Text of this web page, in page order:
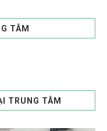
TÂM
TRUNG TÂM